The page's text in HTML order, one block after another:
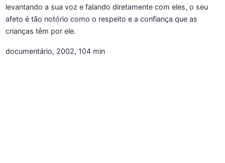
levantando a sua voz e falando diretamente com eles, o seu
afeto é tão notório como o respeito e a confiança que as
crianças têm por ele.
documentário, 2002, 104 min